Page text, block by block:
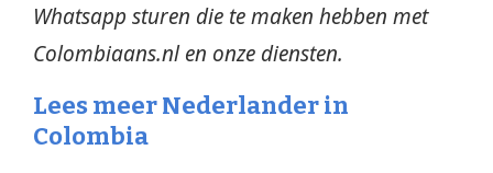
Whatsapp sturen die te maken hebben met
Colombiaans.nl en onze diensten.
Lees meer Nederlander in
Colombia